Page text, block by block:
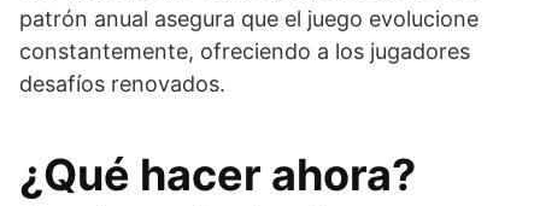
patrón anual asegura que el juego evolucione
constantemente, ofreciendo a los jugadores
desafíos renovados.
¿Qué hacer ahora?